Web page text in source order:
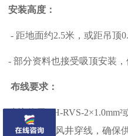
安装高度：
- 距地面约2.5米，或距吊顶
- 部分资料也接受吸顶安装
布线要求：
建议使用NH-RVS-
管线或通过风井穿线，确保